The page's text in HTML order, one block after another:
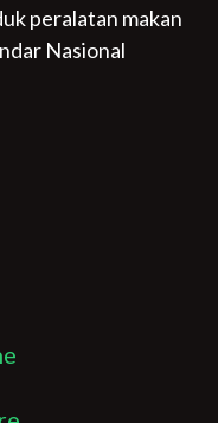
peralatan makan
Nasional